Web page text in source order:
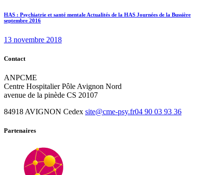
Next
post:
HAS : Psychiatrie et santé mentale Actualités de la HAS Journées de la Bussière
septembre 2016
13 novembre 2018
Contact
ANPCME
Centre Hospitalier Pôle Avignon Nord
avenue de la pinède CS 20107
84918 AVIGNON Cedex site@cme-psy.fr04 90 03 93 36
Partenaires